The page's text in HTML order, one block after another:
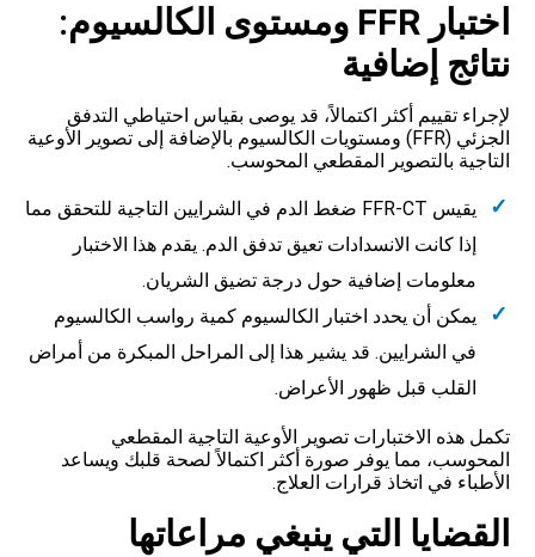
اختبار FFR ومستوى الكالسيوم:
نتائج إضافية
لإجراء تقييم أكثر اكتمالاً، قد يوصى بقياس احتياطي التدفق
الجزئي (FFR) ومستويات الكالسيوم بالإضافة إلى تصوير الأوعية
التاجية بالتصوير المقطعي المحوسب.
يقيس FFR-CT ضغط الدم في الشرايين التاجية للتحقق مما
إذا كانت الانسدادات تعيق تدفق الدم. يقدم هذا الاختبار
معلومات إضافية حول درجة تضيق الشريان.
يمكن أن يحدد اختبار الكالسيوم كمية رواسب الكالسيوم
في الشرايين. قد يشير هذا إلى المراحل المبكرة من أمراض
القلب قبل ظهور الأعراض.
تكمل هذه الاختبارات تصوير الأوعية التاجية المقطعي
المحوسب، مما يوفر صورة أكثر اكتمالاً لصحة قلبك ويساعد
الأطباء في اتخاذ قرارات العلاج.
القضايا التي ينبغي مراعاتها